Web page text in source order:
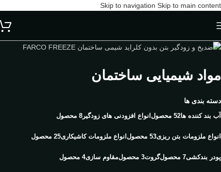
Skip to navigation Skip to main content
مواد شیمیایی ساختمان
دسته بندی ها
آب بند کننده ها52 محصول انواع افزودنی های زودگیر 8 محصول
انواع ملزومات بتن ریزی53 محصول انواع ملزومات کاشیکاری25 محصول
پودر بندکشی7 محصول گروت3 محصول مقاوم سازی4 محصول